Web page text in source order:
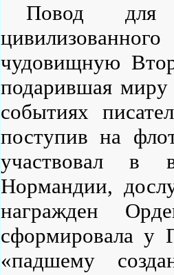
Повод для
чудовищную
подарившая
событиях
поступив на
участвовал в
Нормандии,
награжден
сформировала у
«падшему